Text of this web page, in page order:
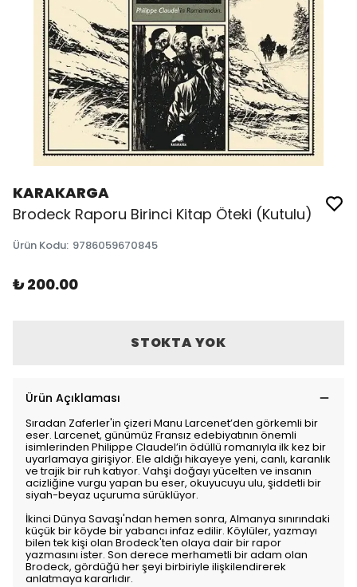
KARAKARGA
Brodeck Raporu Birinci Kitap Öteki (Kutulu)
Ürün Kodu: 9786059670845
₺ 200.00
STOKTA YOK
Ürün Açıklaması
Sıradan Zaferler'in çizeri Manu Larcenet’den görkemli bir
eser. Larcenet, günümüz Fransız edebiyatının önemli
isimlerinden Philippe Claudel’in ödüllü romanıyla ilk kez bir
uyarlamaya girişiyor. Ele aldığı hikayeye yeni, canlı, karanlık
ve trajik bir ruh katıyor. Vahşi doğayı yücelten ve insanın
acizliğine vurgu yapan bu eser, okuyucuyu ulu, şiddetli bir
siyah-beyaz uçuruma sürüklüyor.
İkinci Dünya Savaşı'ndan hemen sonra, Almanya sınırındaki
küçük bir köyde bir yabancı infaz edilir. Köylüler, yazmayı
bilen tek kişi olan Brodeck'ten olaya dair bir rapor
yazmasını ister. Son derece merhametli bir adam olan
Brodeck, gördüğü her şeyi birbiriyle ilişkilendirerek
anlatmaya kararlıdır.